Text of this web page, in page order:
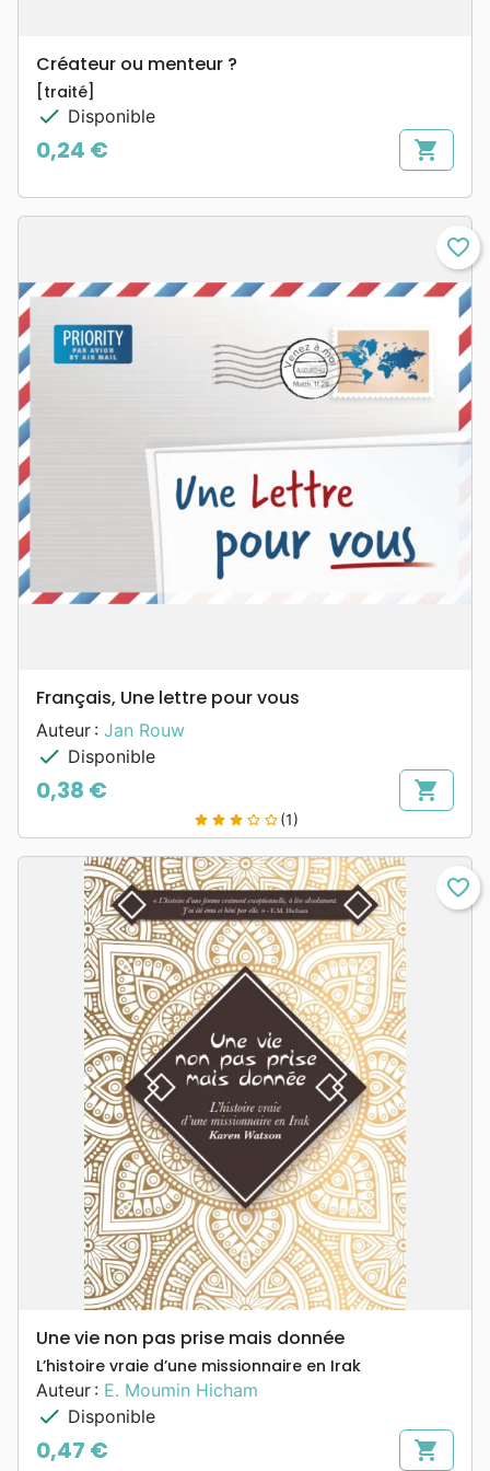
Créateur ou menteur ?
[traité]
check Disponible
Prix
0,24 € shopping_cart
favorite_border
Français, Une lettre pour vous
Auteur : Jan Rouw
check Disponible
Prix
0,38 € shopping_cart
star star star star_border star_border(1)
favorite_border
Une vie non pas prise mais donnée
L’histoire vraie d’une missionnaire en Irak
Auteur : E. Moumin Hicham
check Disponible
Prix
0,47 € shopping_cart